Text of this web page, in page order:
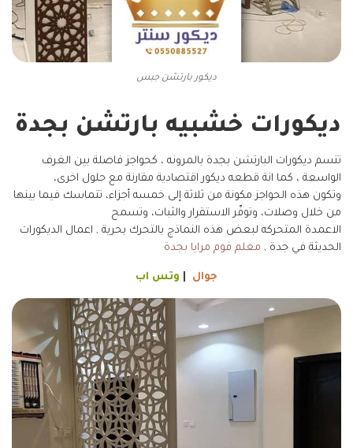
ديكور بارتشن جبس
ديكورات خشبيه بارتشن بجدة
تتسم ديكورات البارتشن بجدة بالمرونه ، كحواجز فاصلة بين الغرف
الواسعة ، كما انة قطعه ديكور اقتصادية مقارنة مع حلول اخرى،
وتكون هذه الحواجز مكونة من ثلاثة إلى خمسه أجزاء، تتماسك فيما بينها
من خلال وصلات، وتوفّر الاستقرار والثبات، وتسمح
الاعمدة المتحركه لبعض هذه النماذج بالتحرك بحرية , اعمال الديكورات
الحديثة في جدة , معلم فوم مرايا بجدة
جوال وتس اب